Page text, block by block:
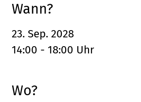
Wann?
23. Sep. 2028
14:00 - 18:00 Uhr
Wo?